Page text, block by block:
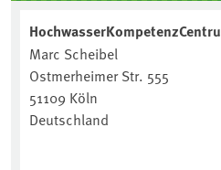
Marc Scheibel
Ostmerheimer Str. 555
51109 Köln
Deutschland